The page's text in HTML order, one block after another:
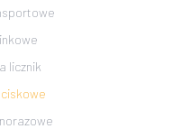
licznik